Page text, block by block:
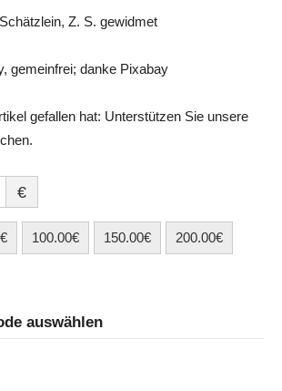
Z. S. gewidmet
gemeinfrei; danke Pixabay
gefallen hat: Unterstützen Sie unsere
€
100.00€ 150.00€ 200.00€
auswählen